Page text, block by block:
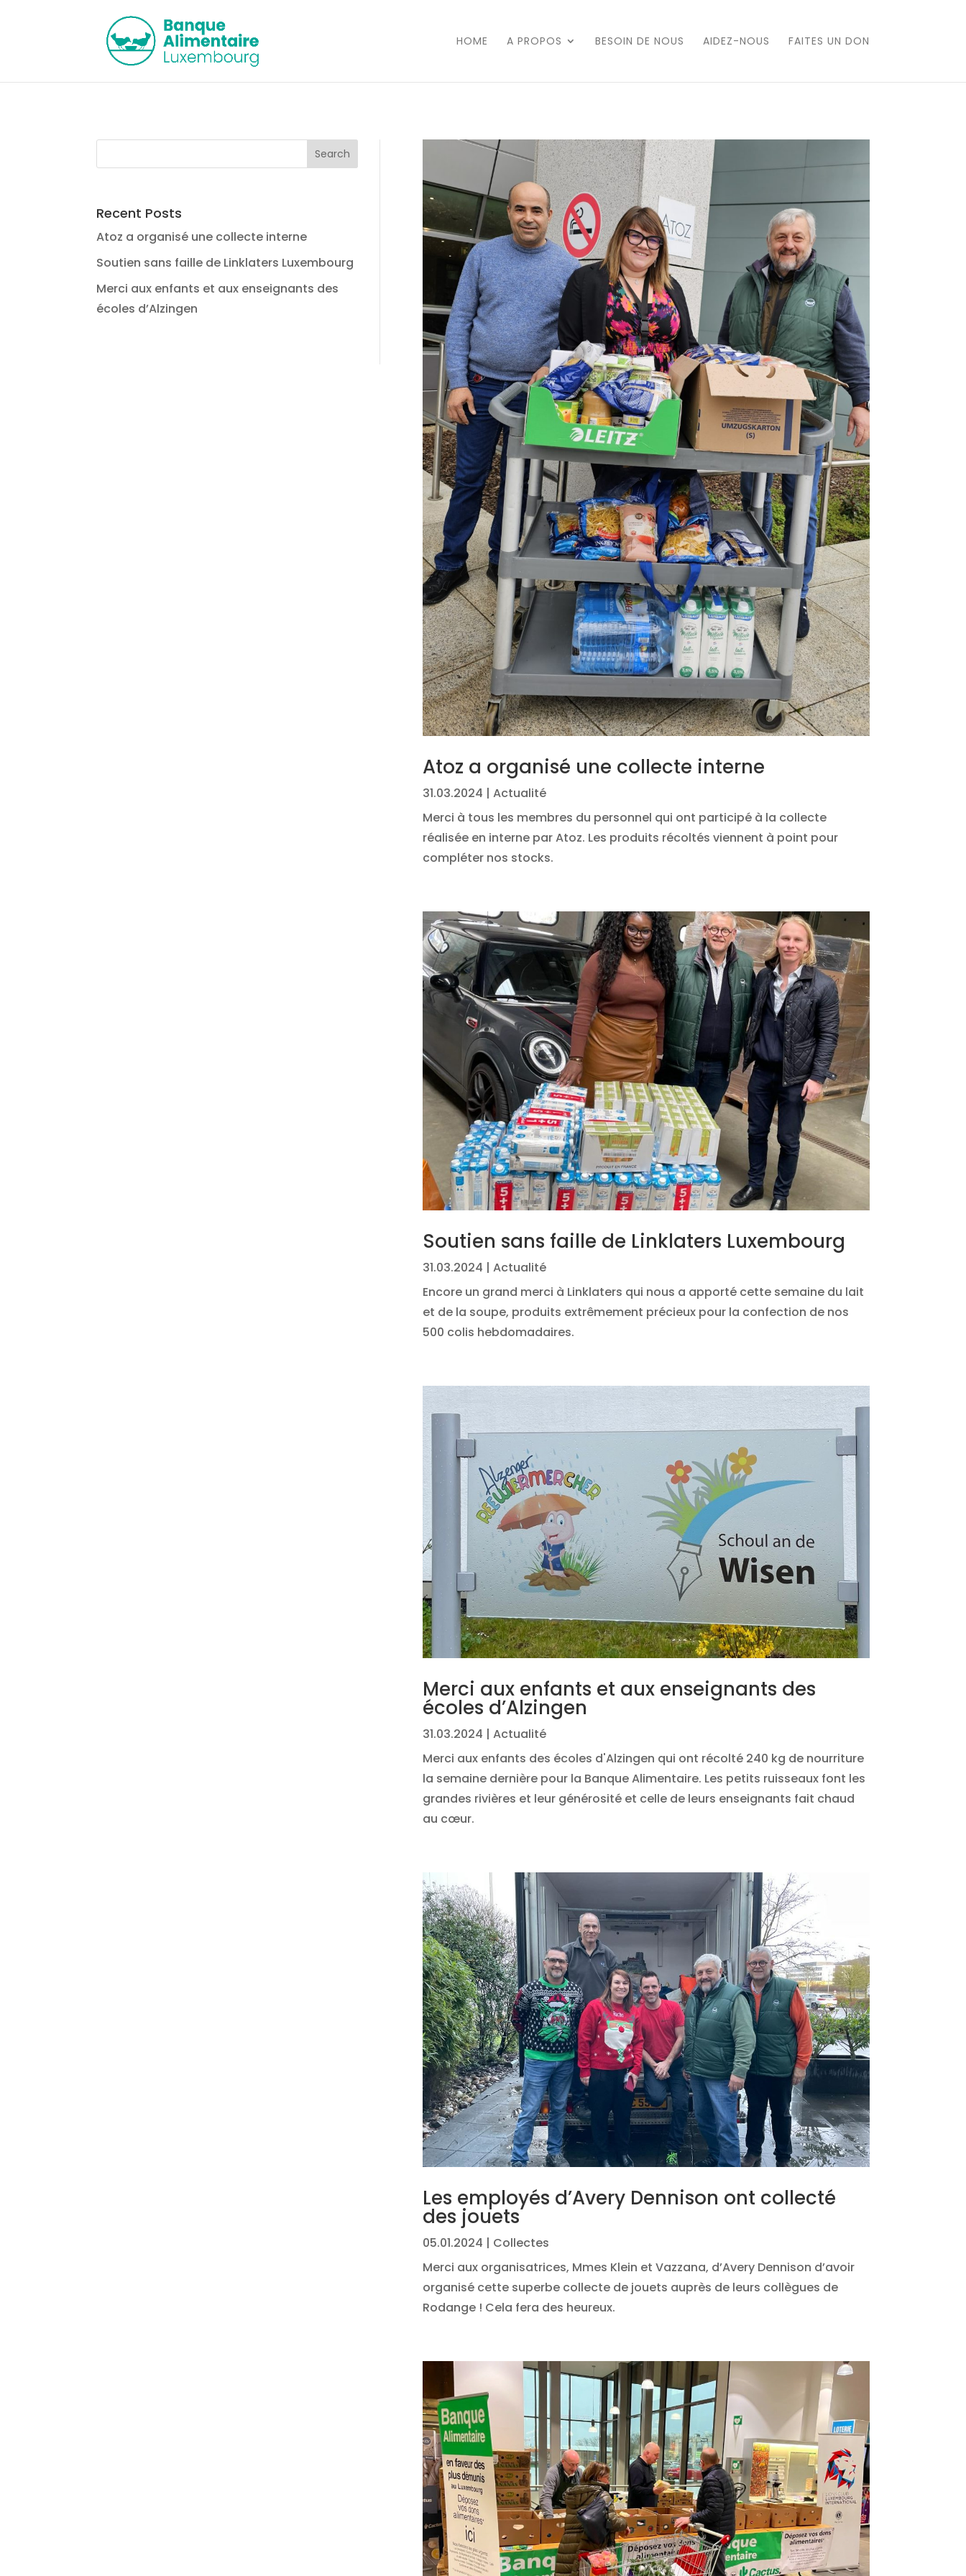
HOME A PROPOS BESOIN DE NOUS AIDEZ-NOUS FAITES UN DON
Recent Posts
Atoz a organisé une collecte interne
Soutien sans faille de Linklaters Luxembourg
Merci aux enfants et aux enseignants des
écoles d’Alzingen
Atoz a organisé une collecte interne
31.03.2024 |Actualité
Merci à tous les membres du personnel qui ont participé à la collecte
réalisée en interne par Atoz. Les produits récoltés viennent à point pour
compléter nos stocks.
Soutien sans faille de Linklaters Luxembourg
31.03.2024 |Actualité
Encore un grand merci à Linklaters qui nous a apporté cette semaine du lait
et de la soupe, produits extrêmement précieux pour la confection de nos
500 colis hebdomadaires.
Merci aux enfants et aux enseignants des
écoles d’Alzingen
31.03.2024 |Actualité
Merci aux enfants des écoles d'Alzingen qui ont récolté 240 kg de nourriture
la semaine dernière pour la Banque Alimentaire. Les petits ruisseaux font les
grandes rivières et leur générosité et celle de leurs enseignants fait chaud
au cœur.
Les employés d’Avery Dennison ont collecté
des jouets
05.01.2024 | Collectes
Merci aux organisatrices, Mmes Klein et Vazzana, d’Avery Dennison d’avoir
organisé cette superbe collecte de jouets auprès de leurs collègues de
Rodange ! Cela fera des heureux.